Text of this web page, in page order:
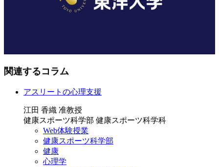
関連するコラム
アスリートの心理支援
江田 香織 准教授
健康スポーツ科学部 健康スポーツ科学科
Web体験授業
健康スポーツ科学部
健康
心理学